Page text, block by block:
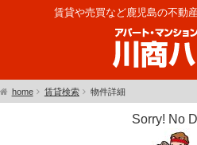
賃貸や売買など鹿児島の不動
home 賃貸検索 物件詳細
Sorry! No